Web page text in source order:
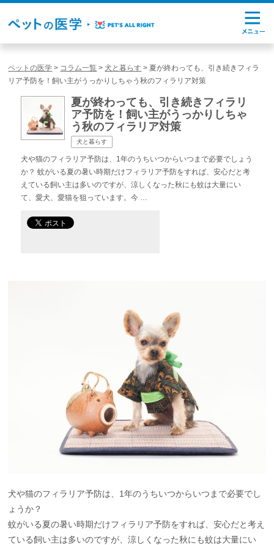
ペットの医学 > コラム一覧 >犬と暮らす > 夏が終わっても、引き続きフィラ
リア予防を！飼い主がうっかりしちゃう秋のフィラリア対策
夏が終わっても、引き続きフィラリ
ア予防を！飼い主がうっかりしちゃ
う秋のフィラリア対策
犬と暮らす
犬や猫のフィラリア予防は、1年のうちいつからいつまで必要でしょう
か？ 蚊がいる夏の暑い時期だけフィラリア予防をすれば、安心だと考
えている飼い主は多いのですが、涼しくなった秋にも蚊は大量にい
て、愛犬、愛猫を狙っています。今 …
犬や猫のフィラリア予防は、1年のうちいつからいつまで必要でし
ょうか？
蚊がいる夏の暑い時期だけフィラリア予防をすれば、安心だと考え
ている飼い主は多いのですが、涼しくなった秋にも蚊は大量にい